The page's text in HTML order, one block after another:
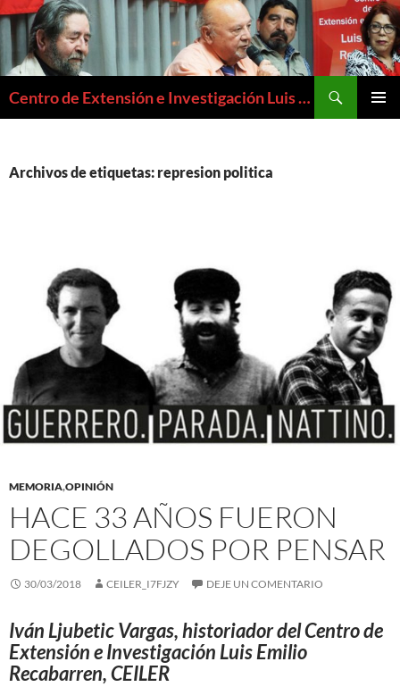
Centro de Extensión e Investigación Luis Emilio Recabarren
Archivos de etiquetas: represion politica
MEMORIA,OPINIÓN
HACE 33 AÑOS FUERON
DEGOLLADOS POR PENSAR
30/03/2018 CEILER_I7FJZY DEJE UN COMENTARIO
Iván Ljubetic Vargas, historiador del Centro de
Extensión e Investigación Luis Emilio
Recabarren, CEILER